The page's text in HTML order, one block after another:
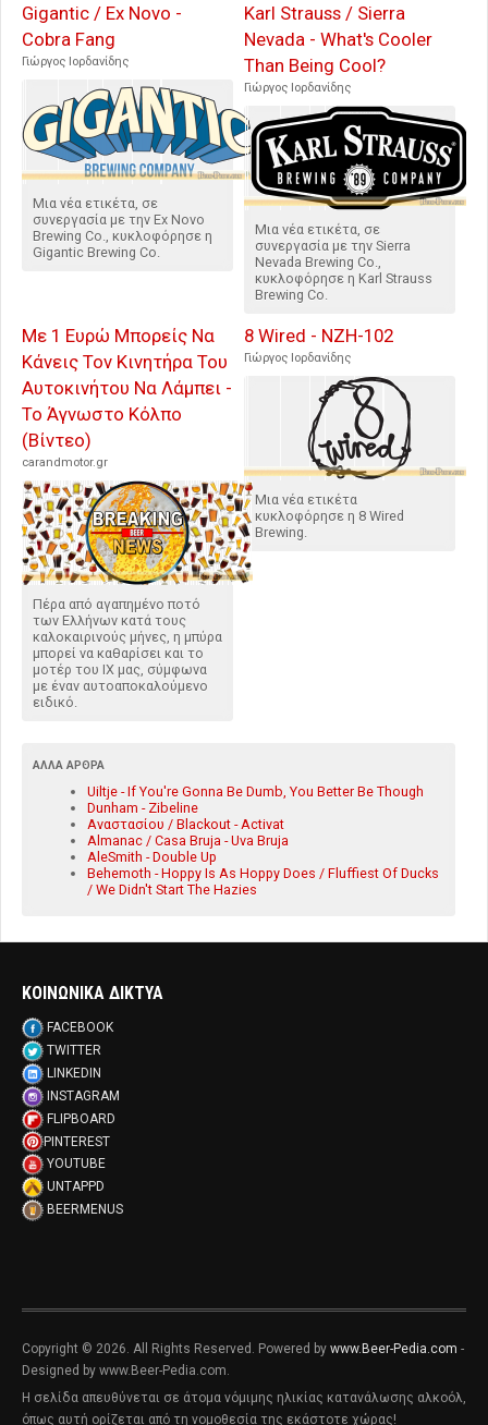
Gigantic / Ex Novo -
Cobra Fang
Γιώργος Ιορδανίδης
Μια νέα ετικέτα, σε
συνεργασία με την Ex Novo
Brewing Co., κυκλοφόρησε η
Gigantic Brewing Co.
Karl Strauss / Sierra
Nevada - What's Cooler
Than Being Cool?
Γιώργος Ιορδανίδης
Μια νέα ετικέτα, σε
συνεργασία με την Sierra
Nevada Brewing Co.,
κυκλοφόρησε η Karl Strauss
Brewing Co.
Με 1 Ευρώ Μπορείς Να
Κάνεις Τον Κινητήρα Του
Αυτοκινήτου Να Λάμπει -
Το Άγνωστο Κόλπο
(Βίντεο)
carandmotor.gr
Πέρα από αγαπημένο ποτό
των Ελλήνων κατά τους
καλοκαιρινούς μήνες, η μπύρα
μπορεί να καθαρίσει και το
μοτέρ του ΙΧ μας, σύμφωνα
με έναν αυτοαποκαλούμενο
ειδικό.
8 Wired - NZH-102
Γιώργος Ιορδανίδης
Μια νέα ετικέτα
κυκλοφόρησε η 8 Wired
Brewing.
ΆΛΛΑ ΆΡΘΡΑ
Uiltje - If You're Gonna Be Dumb, You Better Be Though
Dunham - Zibeline
Αναστασίου / Blackout - Activat
Almanac / Casa Bruja - Uva Bruja
AleSmith - Double Up
Behemoth - Hoppy Is As Hoppy Does / Fluffiest Of Ducks
/ We Didn't Start The Hazies
ΚΟΙΝΩΝΙΚΑ ΔΙΚΤΥΑ
FACEBOOK
TWITTER
LINKEDIN
INSTAGRAM
FLIPBOARD
PINTEREST
YOUTUBE
UNTAPPD
BEERMENUS
Copyright © 2026. All Rights Reserved. Powered by www.Beer-Pedia.com -
Designed by www.Beer-Pedia.com.
Η σελίδα απευθύνεται σε άτομα νόμιμης ηλικίας κατανάλωσης αλκοόλ,
όπως αυτή ορίζεται από τη νομοθεσία της εκάστοτε χώρας!